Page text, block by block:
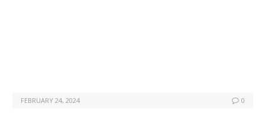
FEBRUARY 24, 2024 0